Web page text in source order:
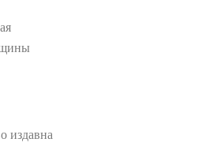
издавна